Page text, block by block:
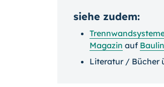
siehe zudem:
Magazin auf
Literatur / Bücher